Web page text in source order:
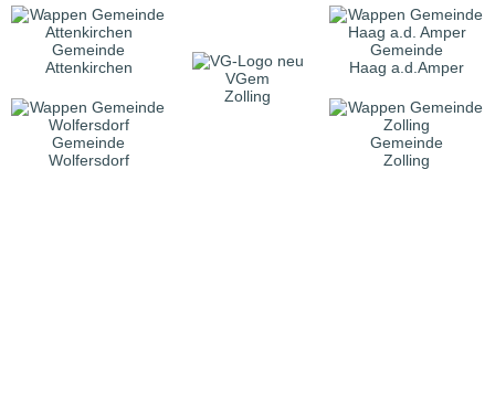
Gemeinde
Attenkirchen
VGem
Zolling
Gemeinde
Haag a.d.Amper
Gemeinde
Wolfersdorf
Gemeinde
Zolling